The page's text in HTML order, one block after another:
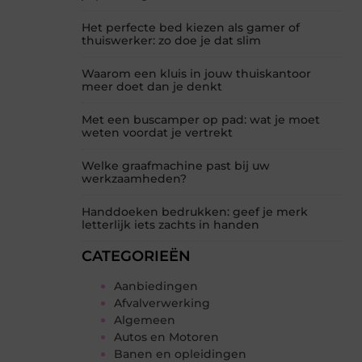
Het perfecte bed kiezen als gamer of
thuiswerker: zo doe je dat slim
Waarom een kluis in jouw thuiskantoor
meer doet dan je denkt
Met een buscamper op pad: wat je moet
weten voordat je vertrekt
Welke graafmachine past bij uw
werkzaamheden?
Handdoeken bedrukken: geef je merk
letterlijk iets zachts in handen
CATEGORIEËN
Aanbiedingen
Afvalverwerking
Algemeen
Autos en Motoren
Banen en opleidingen